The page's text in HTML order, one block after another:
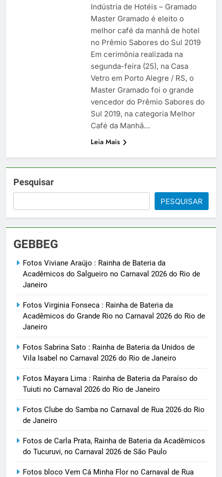
Indústria de Hotéis – Gramado
Master Gramado é eleito o
melhor café da manhã de hotel
no Prêmio Sabores do Sul 2019
Em cerimônia realizada na
segunda-feira (25), na Casa
Vetro em Porto Alegre / RS, o
Master Gramado foi o grande
vencedor do Prêmio Sabores do
Sul 2019, na categoria Melhor
Café da Manhã…
Leia Mais
Pesquisar
PESQUISAR
GEBBEG
Fotos Viviane Araújo : Rainha de Bateria da
Acadêmicos do Salgueiro no Carnaval 2026 do Rio de
Janeiro
Fotos Virginia Fonseca : Rainha de Bateria da
Acadêmicos do Grande Rio no Carnaval 2026 do Rio de
Janeiro
Fotos Sabrina Sato : Rainha de Bateria da Unidos de
Vila Isabel no Carnaval 2026 do Rio de Janeiro
Fotos Mayara Lima : Rainha de Bateria da Paraíso do
Tuiuti no Carnaval 2026 do Rio de Janeiro
Fotos Clube do Samba no Carnaval de Rua 2026 do Rio
de Janeiro
Fotos de Carla Prata, Rainha de Bateria da Acadêmicos
do Tucuruvi, no Carnaval 2026 de São Paulo
Fotos bloco Vem Cá Minha Flor no Carnaval de Rua